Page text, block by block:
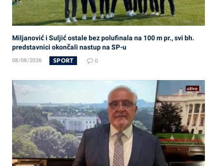
Miljanović i Suljić ostale bez polufinala na 100 m pr., svi bh.
predstavnici okončali nastup na SP-u
08/08/2026 SPORT 0